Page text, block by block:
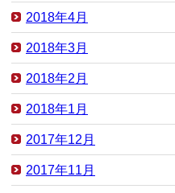
2018年4月
2018年3月
2018年2月
2018年1月
2017年12月
2017年11月